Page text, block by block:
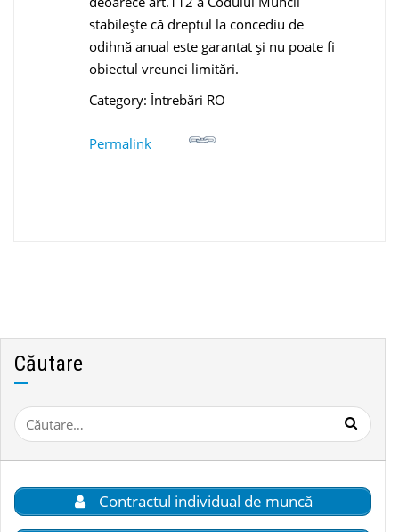
stabileşte că dreptul la concediu de
odihnă anual este garantat şi nu poate fi
obiectul vreunei limitări.
Category: Întrebări RO
Permalink
Căutare
Caută
după:
Contractul individual de muncă